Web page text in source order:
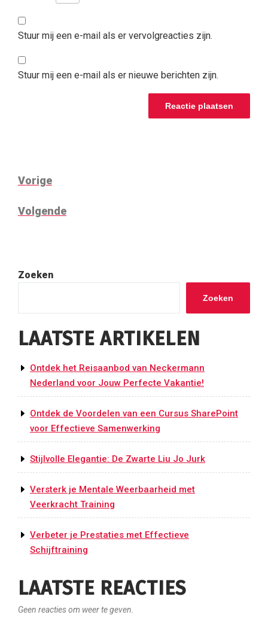
Stuur mij een e-mail als er vervolgreacties zijn.
Stuur mij een e-mail als er nieuwe berichten zijn.
BERICHT
NAVIGATIE
Vorig
Vorige
Volgend
Volgende
Zoeken
Zoeken
LAATSTE ARTIKELEN
Ontdek het Reisaanbod van Neckermann
Nederland voor Jouw Perfecte Vakantie!
Ontdek de Voordelen van een Cursus SharePoint
voor Effectieve Samenwerking
Stijlvolle Elegantie: De Zwarte Liu Jo Jurk
Versterk je Mentale Weerbaarheid met
Veerkracht Training
Verbeter je Prestaties met Effectieve
Schijftraining
LAATSTE REACTIES
Geen reacties om weer te geven.